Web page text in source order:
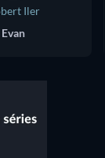
Iler
Evan